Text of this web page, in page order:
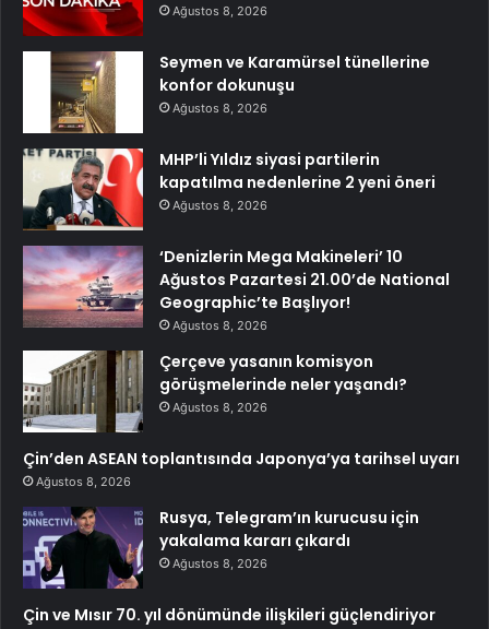
Ağustos 8, 2026
Seymen ve Karamürsel tünellerine
konfor dokunuşu
Ağustos 8, 2026
MHP’li Yıldız siyasi partilerin
kapatılma nedenlerine 2 yeni öneri
Ağustos 8, 2026
‘Denizlerin Mega Makineleri’ 10
Ağustos Pazartesi 21.00’de National
Geographic’te Başlıyor!
Ağustos 8, 2026
Çerçeve yasanın komisyon
görüşmelerinde neler yaşandı?
Ağustos 8, 2026
Çin’den ASEAN toplantısında Japonya’ya tarihsel uyarı
Ağustos 8, 2026
Rusya, Telegram’ın kurucusu için
yakalama kararı çıkardı
Ağustos 8, 2026
Çin ve Mısır 70. yıl dönümünde ilişkileri güçlendiriyor